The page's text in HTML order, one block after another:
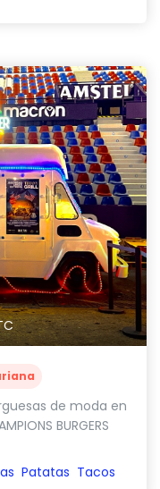
de moda en
BURGERS
Patatas Tacos